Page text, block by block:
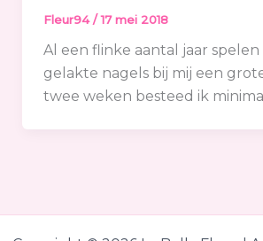
Fleur94/17 mei 2018
Al een flinke aantal jaar spelen
gelakte nagels bij mij een
twee weken besteed ik